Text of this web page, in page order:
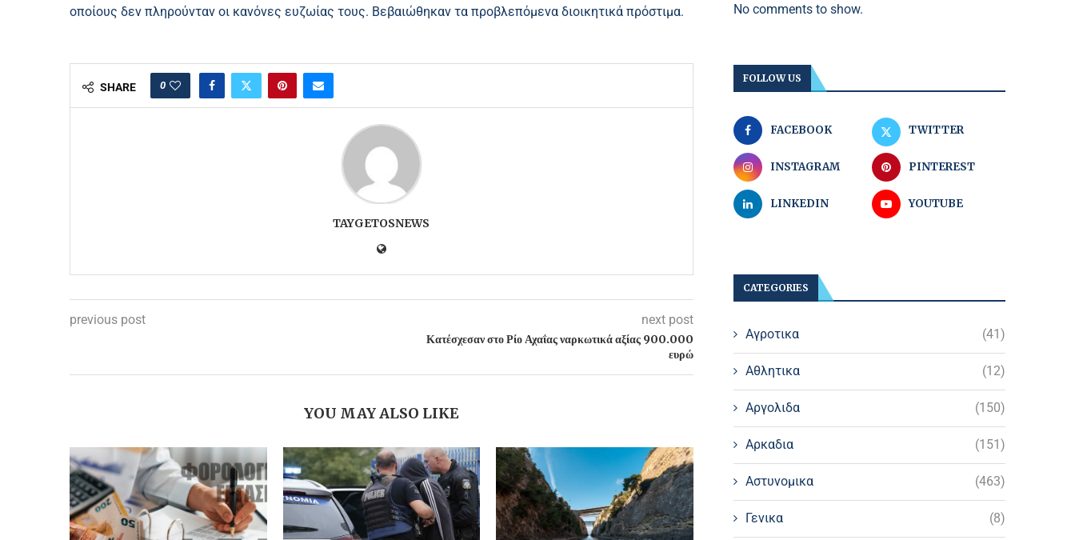
οποίους δεν πληρούνταν οι κανόνες ευζωίας τους. Βεβαιώθηκαν τα προβλεπόμενα διοικητικά πρόστιμα.
SHARE 0
TAYGETOSNEWS
previous post next post
Κατέσχεσαν στο Ρίο Αχαΐας ναρκωτικά αξίας 900.000
ευρώ
YOU MAY ALSO LIKE
No comments to show.
FOLLOW US
FACEBOOK TWITTER
INSTAGRAM PINTEREST
LINKEDIN YOUTUBE
CATEGORIES
Αγροτικα (41)
Αθλητικα (12)
Αργολιδα (150)
Αρκαδια (151)
Αστυνομικα (463)
Γενικα (8)